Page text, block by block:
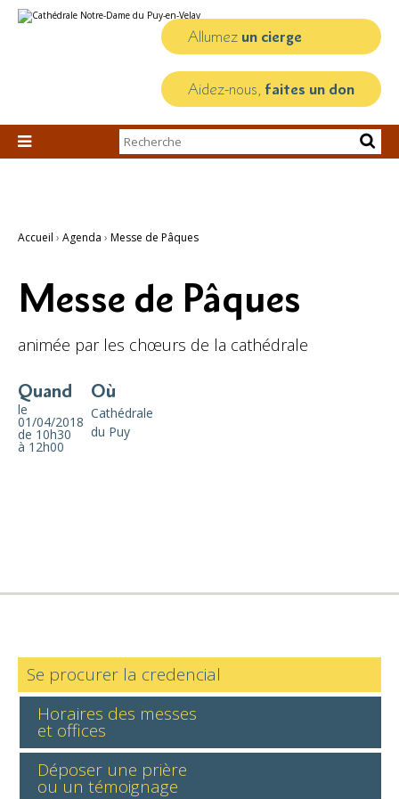
au
personnels
Allumez un cierge
Aidez-nous, faites un don

Chercher par
Recherche
Accueil › Agenda › Messe de Pâques
Messe de Pâques
animée par les chœurs de la cathédrale
Quand
le
01/04/2018
de 10h30
à 12h00
Où
Cathédrale
du Puy
Se procurer la credencial
Horaires des messes
et offices
Déposer une prière
ou un témoignage